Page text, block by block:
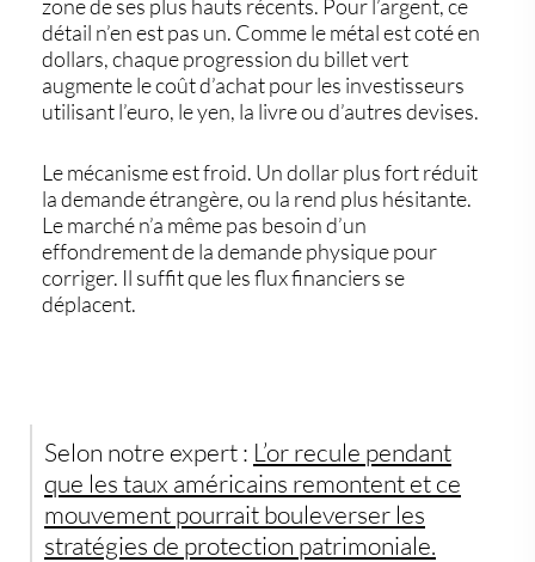
zone de ses plus hauts récents. Pour l’argent, ce
détail n’en est pas un. Comme le métal est coté en
dollars, chaque progression du billet vert
augmente le coût d’achat pour les investisseurs
utilisant l’euro, le yen, la livre ou d’autres devises.
Le mécanisme est froid. Un dollar plus fort réduit
la demande étrangère, ou la rend plus hésitante.
Le marché n’a même pas besoin d’un
effondrement de la demande physique pour
corriger. Il suffit que les flux financiers se
déplacent.
Selon notre expert : L’or recule pendant
que les taux américains remontent et ce
mouvement pourrait bouleverser les
stratégies de protection patrimoniale.